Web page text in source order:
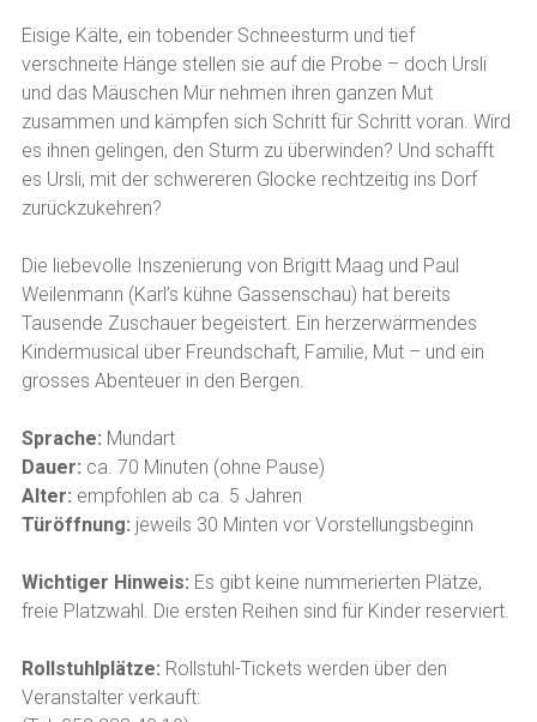
Eisige Kälte, ein tobender Schneesturm und tief
verschneite Hänge stellen sie auf die Probe – doch Ursli
und das Mäuschen Mür nehmen ihren ganzen Mut
zusammen und kämpfen sich Schritt für Schritt voran. Wird
es ihnen gelingen, den Sturm zu überwinden? Und schafft
es Ursli, mit der schwereren Glocke rechtzeitig ins Dorf
zurückzukehren?
Die liebevolle Inszenierung von Brigitt Maag und Paul
Weilenmann (Karl’s kühne Gassenschau) hat bereits
Tausende Zuschauer begeistert. Ein herzerwärmendes
Kindermusical über Freundschaft, Familie, Mut – und ein
grosses Abenteuer in den Bergen.
Sprache: Mundart
Dauer: ca. 70 Minuten (ohne Pause)
Alter: empfohlen ab ca. 5 Jahren
Türöffnung: jeweils 30 Minten vor Vorstellungsbeginn
Wichtiger Hinweis: Es gibt keine nummerierten Plätze,
freie Platzwahl. Die ersten Reihen sind für Kinder reserviert.
Rollstuhlplätze: Rollstuhl-Tickets werden über den
Veranstalter verkauft: